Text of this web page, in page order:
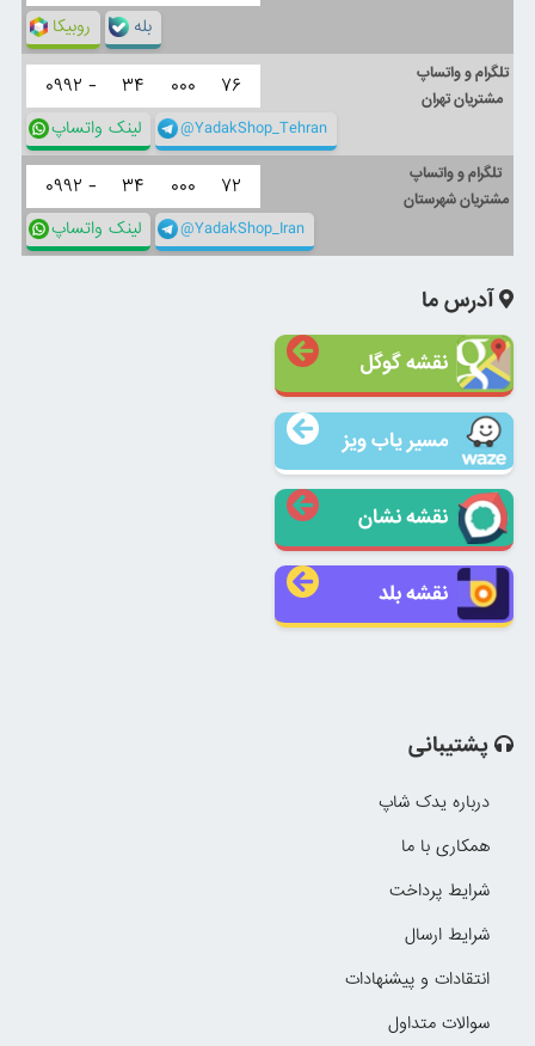
روبیکا بله
تلگرام و واتساپ
مشتریان تهران
۰۹۹۲ - ۳۴ ۰۰۰ ۷۶
لینک واتساپ @YadakShop_Tehran
تلگرام و واتساپ
مشتریان شهرستان
۰۹۹۲ - ۳۴ ۰۰۰ ۷۲
لینک واتساپ @YadakShop_Iran
آدرس ما
نقشه گوگل
مسیر یاب ویز
نقشه نشان
نقشه بلد
پشتیبانی
درباره یدک شاپ
همکاری با ما
شرایط پرداخت
شرایط ارسال
انتقادات و پیشنهادات
سوالات متداول